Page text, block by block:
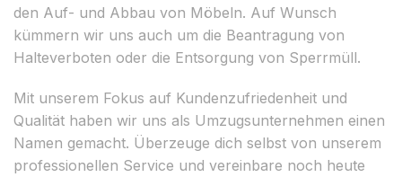
den Auf- und Abbau von Möbeln. Auf Wunsch
kümmern wir uns auch um die Beantragung von
Halteverboten oder die Entsorgung von Sperrmüll.
Mit unserem Fokus auf Kundenzufriedenheit und
Qualität haben wir uns als Umzugsunternehmen einen
Namen gemacht. Überzeuge dich selbst von unserem
professionellen Service und vereinbare noch heute